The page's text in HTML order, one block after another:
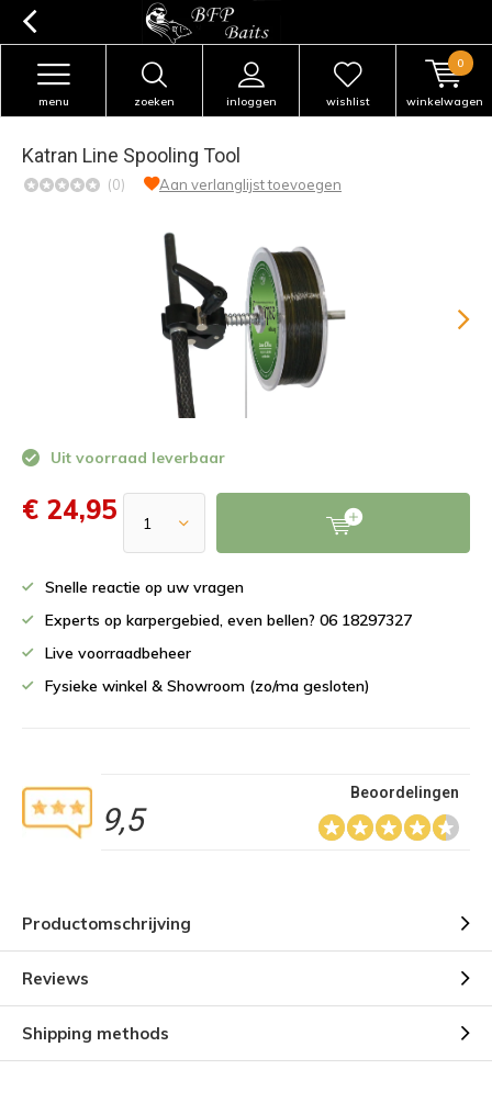
zoeken inloggen
menu wishlist winkelwagen
0
Katran Line Spooling Tool
(0) Aan verlanglijst toevoegen
Uit voorraad leverbaar
€ 24,95
Snelle reactie op uw vragen
Experts op karpergebied, even bellen? 06 18297327
Live voorraadbeheer
Fysieke winkel & Showroom (zo/ma gesloten)
9,5
Beoordelingen
Productomschrijving
Reviews
Shipping methods